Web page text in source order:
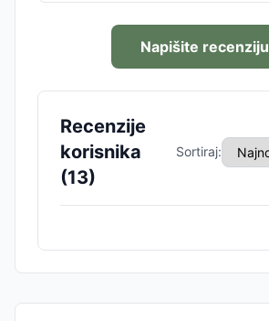
Napišite recenziju
Recenzije
korisnika
(13)
Sortiraj: